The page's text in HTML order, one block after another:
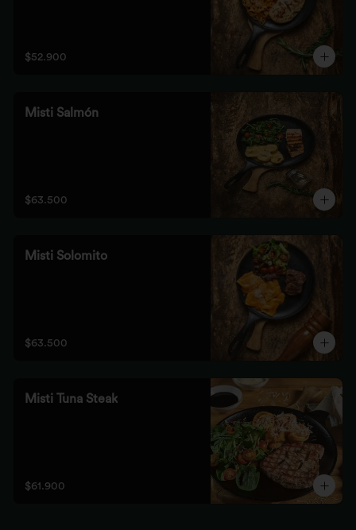
$52.900
Misti Salmón
$63.500
Misti Solomito
$63.500
Misti Tuna Steak
$61.900